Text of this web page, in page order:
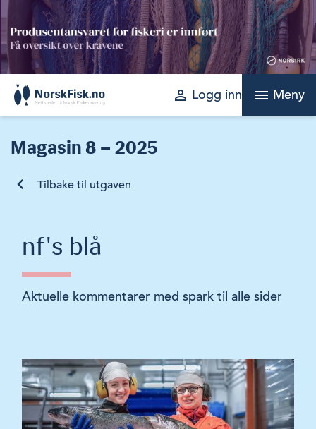
Skip
to
content
perm_identity Logg inn menu Meny
Magasin 8 – 2025
Tilbake til utgaven
nf's blå
Aktuelle kommentarer med spark til alle sider